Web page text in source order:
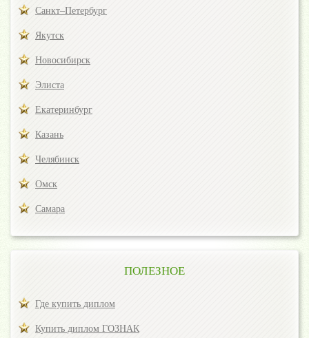
Санкт–Петербург
Якутск
Новосибирск
Элиста
Екатеринбург
Казань
Челябинск
Омск
Самара
ПОЛЕЗНОЕ
Где купить диплом
Купить диплом ГОЗНАК